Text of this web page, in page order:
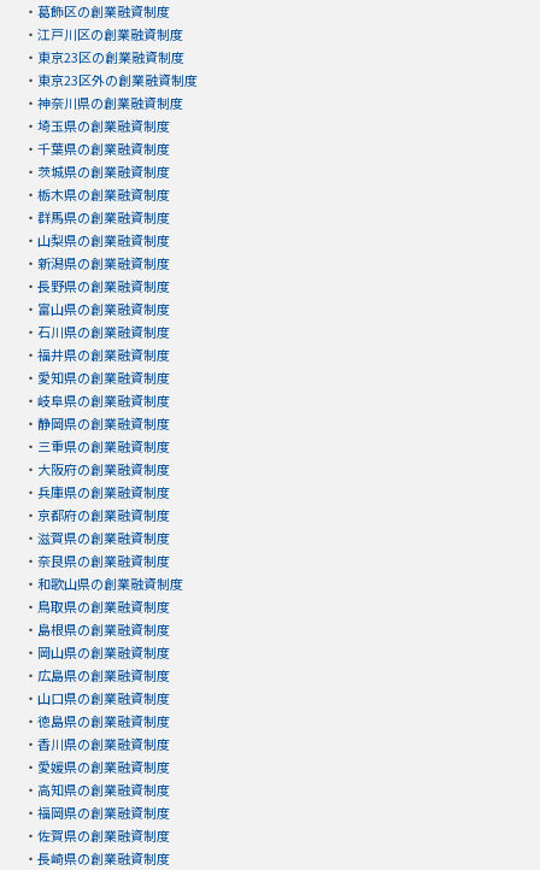
・ 葛飾区の創業融資制度
・ 江戸川区の創業融資制度
・ 東京23区の創業融資制度
・ 東京23区外の創業融資制度
・ 神奈川県の創業融資制度
・ 埼玉県の創業融資制度
・ 千葉県の創業融資制度
・ 茨城県の創業融資制度
・ 栃木県の創業融資制度
・ 群馬県の創業融資制度
・ 山梨県の創業融資制度
・ 新潟県の創業融資制度
・ 長野県の創業融資制度
・ 富山県の創業融資制度
・ 石川県の創業融資制度
・ 福井県の創業融資制度
・ 愛知県の創業融資制度
・ 岐阜県の創業融資制度
・ 静岡県の創業融資制度
・ 三重県の創業融資制度
・ 大阪府の創業融資制度
・ 兵庫県の創業融資制度
・ 京都府の創業融資制度
・ 滋賀県の創業融資制度
・ 奈良県の創業融資制度
・ 和歌山県の創業融資制度
・ 鳥取県の創業融資制度
・ 島根県の創業融資制度
・ 岡山県の創業融資制度
・ 広島県の創業融資制度
・ 山口県の創業融資制度
・ 徳島県の創業融資制度
・ 香川県の創業融資制度
・ 愛媛県の創業融資制度
・ 高知県の創業融資制度
・ 福岡県の創業融資制度
・ 佐賀県の創業融資制度
・ 長崎県の創業融資制度